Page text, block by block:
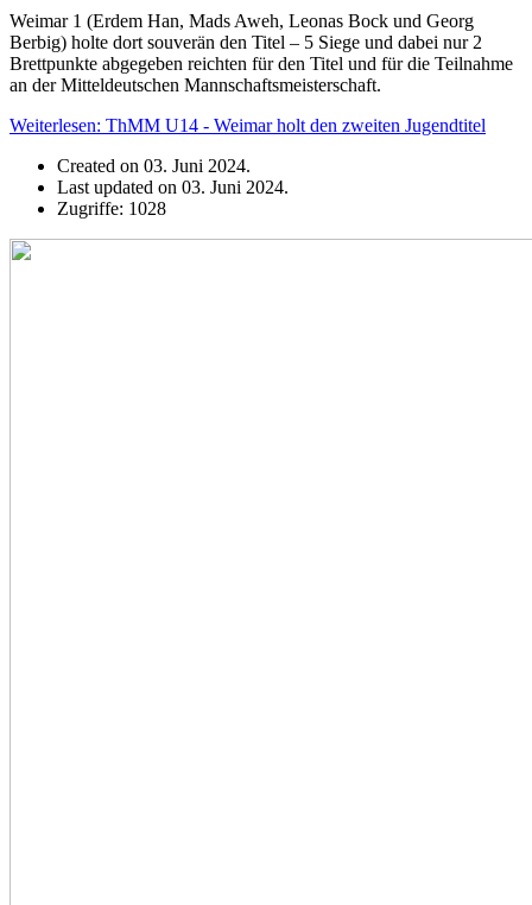
Weimar 1 (Erdem Han, Mads Aweh, Leonas Bock und Georg
Berbig) holte dort souverän den Titel – 5 Siege und dabei nur 2
Brettpunkte abgegeben reichten für den Titel und für die Teilnahme
an der Mitteldeutschen Mannschaftsmeisterschaft.
Weiterlesen: ThMM U14 - Weimar holt den zweiten Jugendtitel
Created on 03. Juni 2024.
Last updated on 03. Juni 2024.
Zugriffe: 1028